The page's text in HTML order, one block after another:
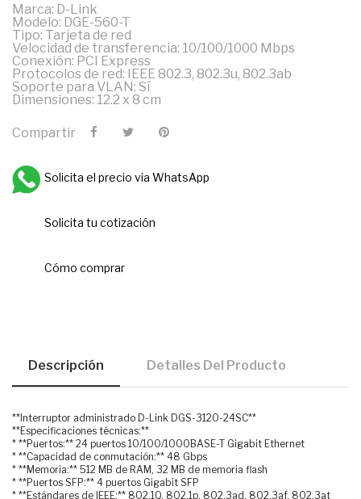
Marca: D-Link
Modelo: DGE-560-T
Tipo: Tarjeta de red
Velocidad de transferencia: 10/100/1000 Mbps
Conexión: PCI Express
Protocolos de red: IEEE 802.3, 802.3u, 802.3ab
Soporte para VLAN: Sí
Dimensiones: 12.2 x 8 cm
Compartir
Solicita el precio via WhatsApp
Solicita tu cotización
Cómo comprar
Descripción Detalles Del Producto
**Interruptor administrado D-Link DGS-3120-24SC**
**Especificaciones técnicas:**
* **Puertos:** 24 puertos 10/100/1000BASE-T Gigabit Ethernet
* **Capacidad de conmutación:** 48 Gbps
* **Memoria:** 512 MB de RAM, 32 MB de memoria flash
* **Puertos SFP:** 4 puertos Gigabit SFP
* **Estándares de IEEE:** 802.1Q, 802.1p, 802.3ad, 802.3af, 802.3at